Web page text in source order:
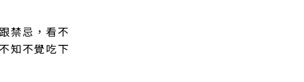
禁忌，看不
知不覺吃下